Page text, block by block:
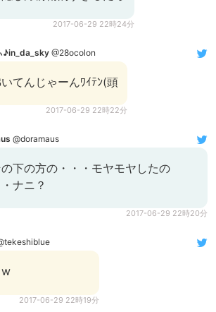
2017-06-29 22時24分
♪in_da_sky@28ocolon
てんじゃーんﾜｲﾃﾝ(頭
2017-06-29 22時22分
@doramaus
下の方の・・・モヤモヤしたの
ナニ？
2017-06-29 22時20分
2017-06-29 22時19分